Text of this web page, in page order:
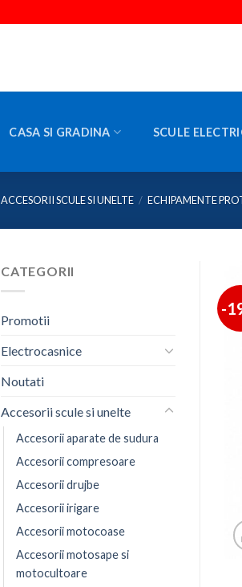
CASA SI GRADINA SCULE
ACCESORII SCULE SI UNELTE / ECHIPAMENTE
CATEGORII
Promotii
Electrocasnice
Noutati
Accesorii scule si unelte
Accesorii aparate de sudura
Accesorii compresoare
Accesorii drujbe
Accesorii irigare
Accesorii motocoase
Accesorii motosape si
motocultoare
-